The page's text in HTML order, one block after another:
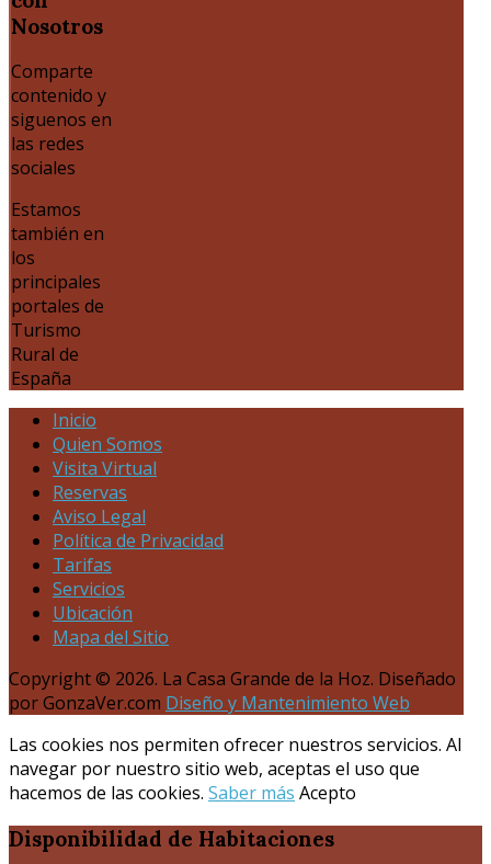
Nosotros
Comparte
contenido y
siguenos en
las redes
sociales
Estamos
también en
los
principales
portales de
Turismo
Rural de
España
Inicio
Quien Somos
Visita Virtual
Reservas
Aviso Legal
Política de Privacidad
Tarifas
Servicios
Ubicación
Mapa del Sitio
Copyright © 2026. La Casa Grande de la Hoz. Diseñado
por GonzaVer.com Diseño y Mantenimiento Web
Las cookies nos permiten ofrecer nuestros servicios. Al
navegar por nuestro sitio web, aceptas el uso que
hacemos de las cookies. Saber más Acepto
Disponibilidad de Habitaciones